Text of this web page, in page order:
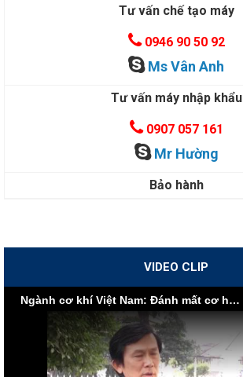
Tư vấn chế tạo máy
0946 90 50 92
Ms Vân Anh
Tư vấn máy nhập khẩu
0907 057 161
Mr Hường
Bảo hành
VIDEO CLIP
Ngành cơ khí Việt Nam: Đánh mất cơ hội vì nội lực yếu